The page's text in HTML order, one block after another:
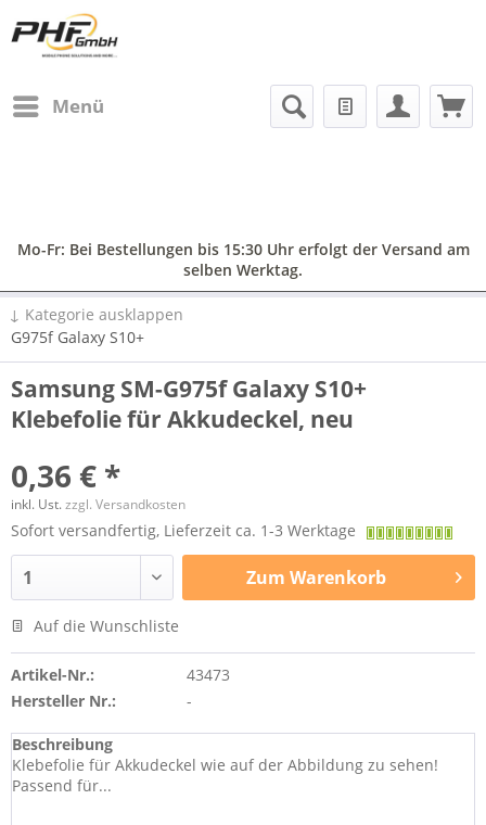
Menü
Mo-Fr: Bei Bestellungen bis 15:30 Uhr erfolgt der Versand am
selben Werktag.
↓ Kategorie ausklappen
G975f Galaxy S10+
Samsung SM-G975f Galaxy S10+
Klebefolie für Akkudeckel, neu
0,36 € *
inkl. Ust.zzgl. Versandkosten
Sofort versandfertig, Lieferzeit ca. 1-3 Werktage
Zum Warenkorb
Auf die Wunschliste
Artikel-Nr.:
43473
Hersteller Nr.:
-
Beschreibung
Klebefolie für Akkudeckel wie auf der Abbildung zu sehen!
Passend für...